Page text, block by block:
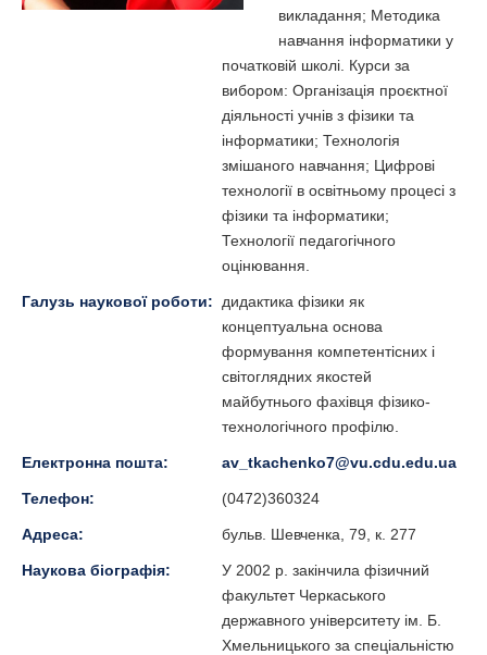
викладання; Методика
навчання інформатики у
початковій школі. Курси за
вибором: Організація проєктної
діяльності учнів з фізики та
інформатики; Технологія
змішаного навчання; Цифрові
технології в освітньому процесі з
фізики та інформатики;
Технології педагогічного
оцінювання.
Галузь наукової роботи:
дидактика фізики як
концептуальна основа
формування компетентісних і
світоглядних якостей
майбутнього фахівця фізико-
технологічного профілю.
Електронна пошта: av_tkachenko7@vu.cdu.edu.ua
Телефон: (0472)360324
Адреса: бульв. Шевченка, 79, к. 277
Наукова біографія:
У 2002 р. закінчила фізичний
факультет Черкаського
державного університету ім. Б.
Хмельницького за спеціальністю